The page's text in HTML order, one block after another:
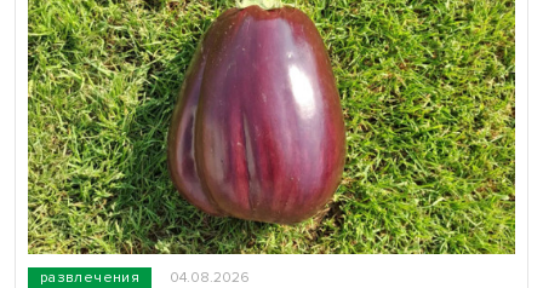
развлечения 04.08.2026